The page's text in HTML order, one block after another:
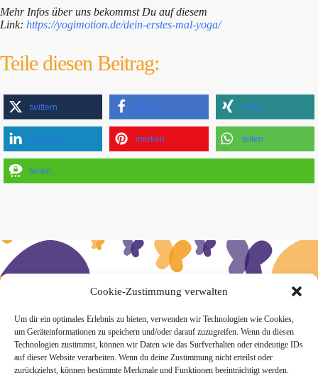
Cookie-Zustimmung verwalten
Um dir ein optimales Erlebnis zu bieten, verwenden wir Technologien wie Cookies,
um Geräteinformationen zu speichern und/oder darauf zuzugreifen. Wenn du diesen
Technologien zustimmst, können wir Daten wie das Surfverhalten oder eindeutige IDs
auf dieser Website verarbeiten. Wenn du deine Zustimmung nicht erteilst oder
zurückziehst, können bestimmte Merkmale und Funktionen beeinträchtigt werden.
Mehr Infos über uns bekommst Du auf diesem
Link: https://yogimotion.de/dein-erstes-mal-yoga/
Teile diesen Beitrag:
twittern teilen teilen
mitteilen merken teilen
teilen
» Unsere Hygienemassnahmen